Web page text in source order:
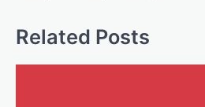
Related Posts